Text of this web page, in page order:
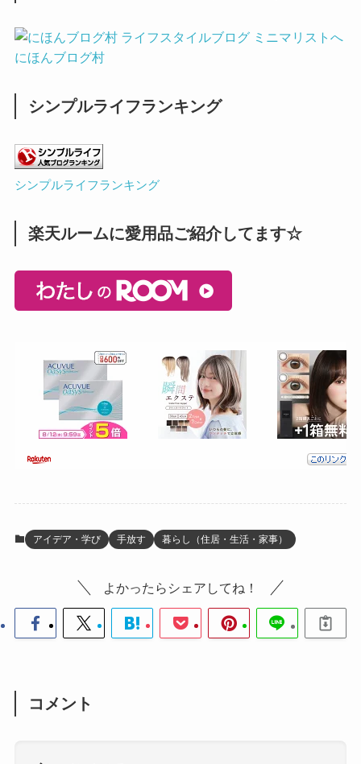
にほんブログ村
シンプルライフランキング
シンプルライフランキング
楽天ルームに愛用品ご紹介してます☆
アイデア・学び 手放す 暮らし（住居・生活・家事）
よかったらシェアしてね！
コメント